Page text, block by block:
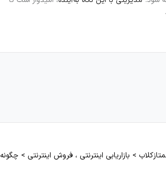
> بازاریابی اینترنتی ، فروش اینترنتی > چگونه